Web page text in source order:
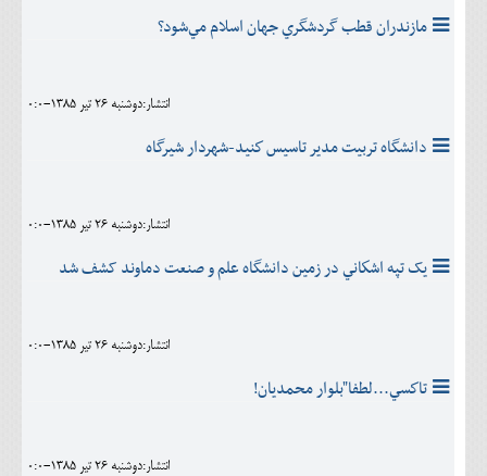
مازندران قطب گردشگري جهان اسلام مي‌شود؟
انتشار:دوشنبه 26 تير 1385-0:0
دانشگاه تربيت مدير تاسيس كنيد-شهردار شيرگاه
انتشار:دوشنبه 26 تير 1385-0:0
يک تپه اشكاني در زمين دانشگاه علم و صنعت دماوند کشف شد
انتشار:دوشنبه 26 تير 1385-0:0
تاكسي...لطفا"بلوار محمديان!
انتشار:دوشنبه 26 تير 1385-0:0